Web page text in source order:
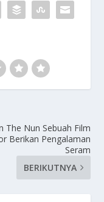
The Nun Sebuah Film
Berikan Pengalaman
Seram
BERIKUTNYA